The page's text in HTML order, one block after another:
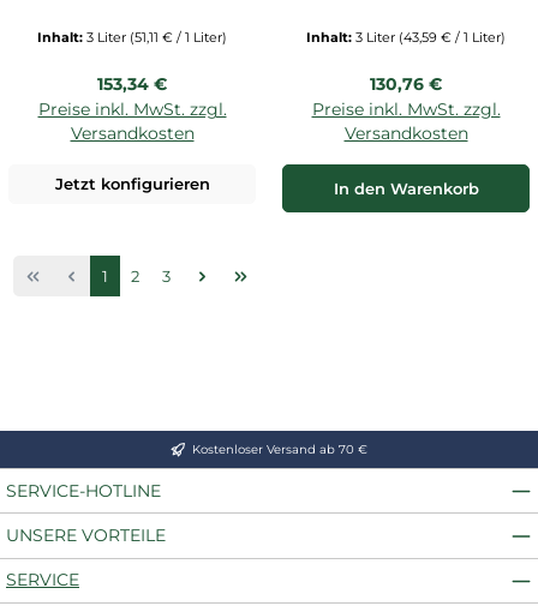
Inhalt: 3 Liter (51,11 € / 1 Liter)
Regulärer Preis:
153,34 €
Preise inkl. MwSt. zzgl.
Versandkosten
Jetzt konfigurieren
Inhalt: 3 Liter (43,59 € / 1 Liter)
Regulärer Preis:
130,76 €
Preise inkl. MwSt. zzgl.
Versandkosten
In den Warenkorb
Seite
1 Seite
2 Seite
3
Kostenloser Versand ab 70 €
SERVICE-HOTLINE
UNSERE VORTEILE
SERVICE